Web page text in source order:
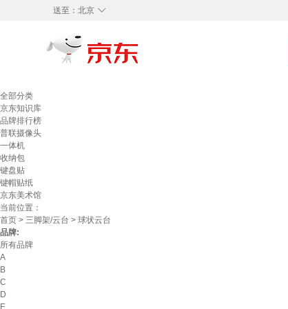
◇
送至： 北京
全部分类
京东知识库
品牌排行榜
普联摄像头
一体机
收纳包
键盘贴
键帽贴纸
京东美术馆
当前位置：
首页 > 三脚架/云台 > 球状云台
品牌:
所有品牌
A
B
C
D
E